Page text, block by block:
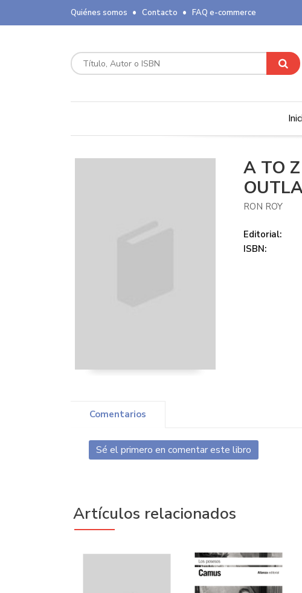
Quiénes somos Contacto FAQ e-commerce
A TO
RON ROY
Editorial:
ISBN:
Comentarios
Sé el primero en comentar este libro
Artículos relacionados